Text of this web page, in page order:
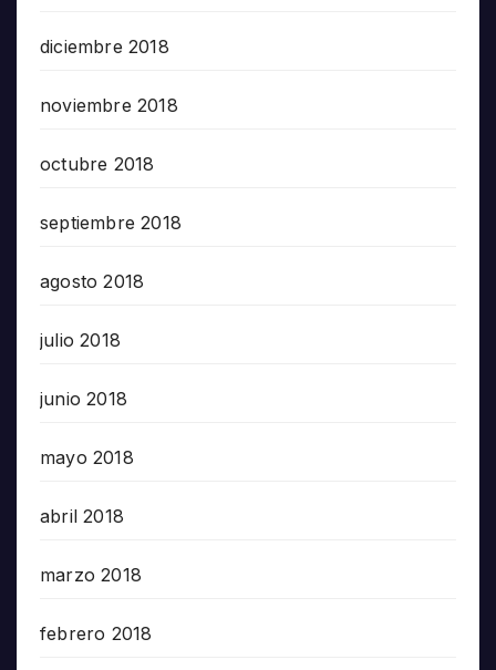
diciembre 2018
noviembre 2018
octubre 2018
septiembre 2018
agosto 2018
julio 2018
junio 2018
mayo 2018
abril 2018
marzo 2018
febrero 2018